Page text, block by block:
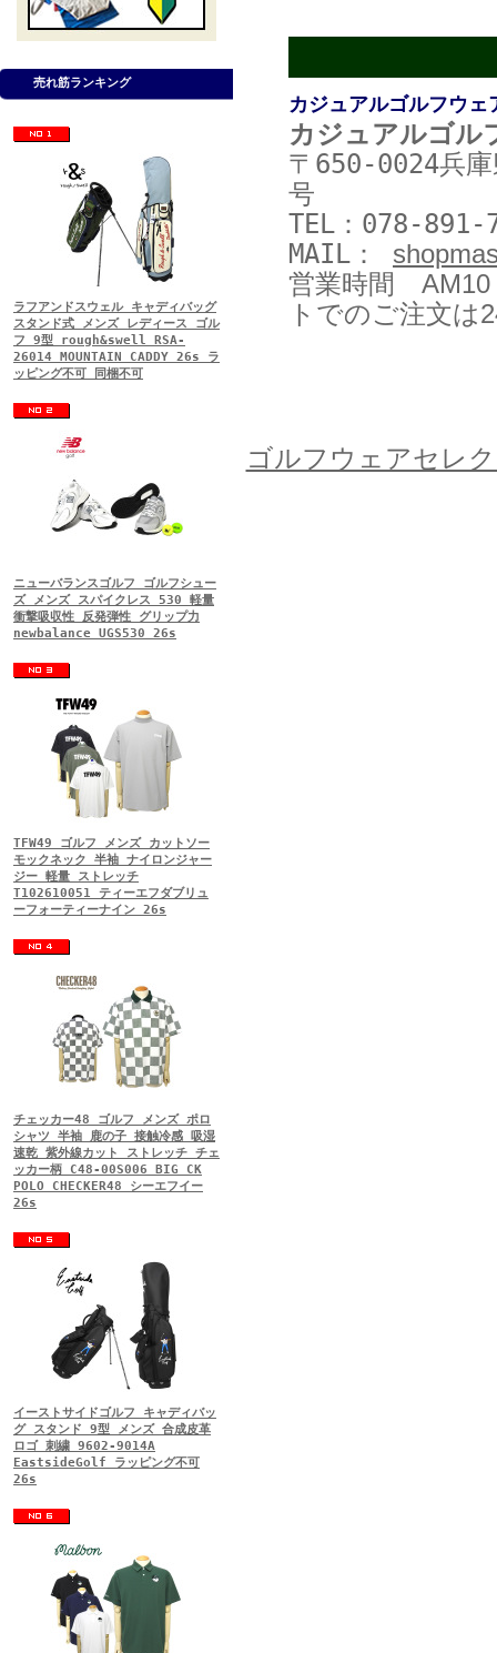
売れ筋ランキング
ラフアンドスウェル キャディバッグ
スタンド式 メンズ レディース ゴル
フ 9型 rough&swell RSA-
26014 MOUNTAIN CADDY 26s ラ
ッピング不可 同梱不可
ニューバランスゴルフ ゴルフシュー
ズ メンズ スパイクレス 530 軽量
衝撃吸収性 反発弾性 グリップ力
newbalance UGS530 26s
TFW49 ゴルフ メンズ カットソー
モックネック 半袖 ナイロンジャー
ジー 軽量 ストレッチ
T102610051 ティーエフダブリュ
ーフォーティーナイン 26s
チェッカー48 ゴルフ メンズ ポロ
シャツ 半袖 鹿の子 接触冷感 吸湿
速乾 紫外線カット ストレッチ チェ
ッカー柄 C48-00S006 BIG CK
POLO CHECKER48 シーエフイー
26s
イーストサイドゴルフ キャディバッ
グ スタンド 9型 メンズ 合成皮革
ロゴ 刺繍 9602-9014A
EastsideGolf ラッピング不可
26s
カジュアルゴルフウェ
カジュアルゴル
〒650-0024兵庫
号
TEL：078-891-
MAIL：
営業時間 AM10
トでのご注文は
ゴルフウェアセレ